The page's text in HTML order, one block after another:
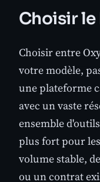
Choisir
Choisir entre
votre modèle,
une plateforme
avec un vaste
ensemble
plus fort pour
volume stable,
ou un contrat